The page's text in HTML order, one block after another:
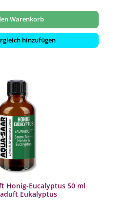
Warenkorb
hinzufügen
Honig-Eucalyptus 50 ml
Eukalyptus